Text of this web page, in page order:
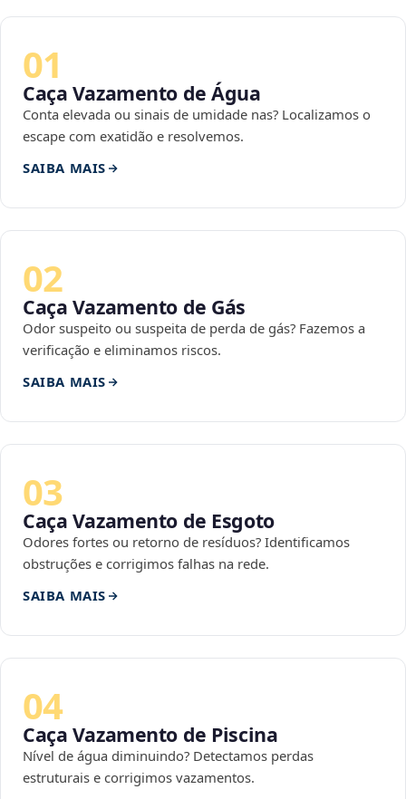
01
Caça Vazamento de Água
Conta elevada ou sinais de umidade nas? Localizamos o
escape com exatidão e resolvemos.
SAIBA MAIS
02
Caça Vazamento de Gás
Odor suspeito ou suspeita de perda de gás? Fazemos a
verificação e eliminamos riscos.
SAIBA MAIS
03
Caça Vazamento de Esgoto
Odores fortes ou retorno de resíduos? Identificamos
obstruções e corrigimos falhas na rede.
SAIBA MAIS
04
Caça Vazamento de Piscina
Nível de água diminuindo? Detectamos perdas
estruturais e corrigimos vazamentos.